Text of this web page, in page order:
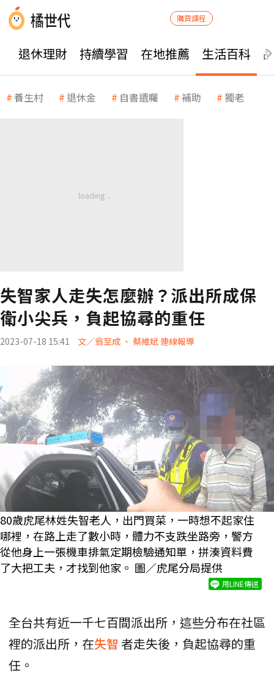
購買課程
退休理財 持續學習 在地推薦 生活百科
養生村 退休金 自書遺囑 補助 獨老
失智家人走失怎麼辦？派出所成保
衛小尖兵，負起協尋的重任
2023-07-18 15:41 文／翁至成 、 蔡維斌 連線報導
80歲虎尾林姓失智老人，出門買菜，一時想不起家住
哪裡，在路上走了數小時，體力不支跌坐路旁，警方
從他身上一張機車排氣定期檢驗通知單，拼湊資料費
了大把工夫，才找到他家。 圖／虎尾分局提供
用LINE傳送
全台共有近一千七百間派出所，這些分布在社區
裡的派出所，在失智 者走失後，負起協尋的重
任。